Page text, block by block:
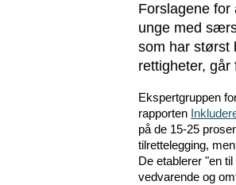
Forslagene for
unge med
som har størst
rettigheter,
Ekspertgruppen
rapporten
på de 15-25
tilrettelegging,
De etablerer "en
vedvarende og